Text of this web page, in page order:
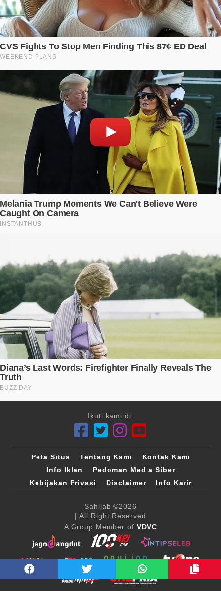
Ikuti kami di:
Peta Situs Tentang Kami
Kontak Kami
Info Iklan
Pedoman Media Siber
Kebijakan Privasi
Disclaimer Info Karir
Sahijab ©2026
| All Right Reserved
A Group Member of VDVC